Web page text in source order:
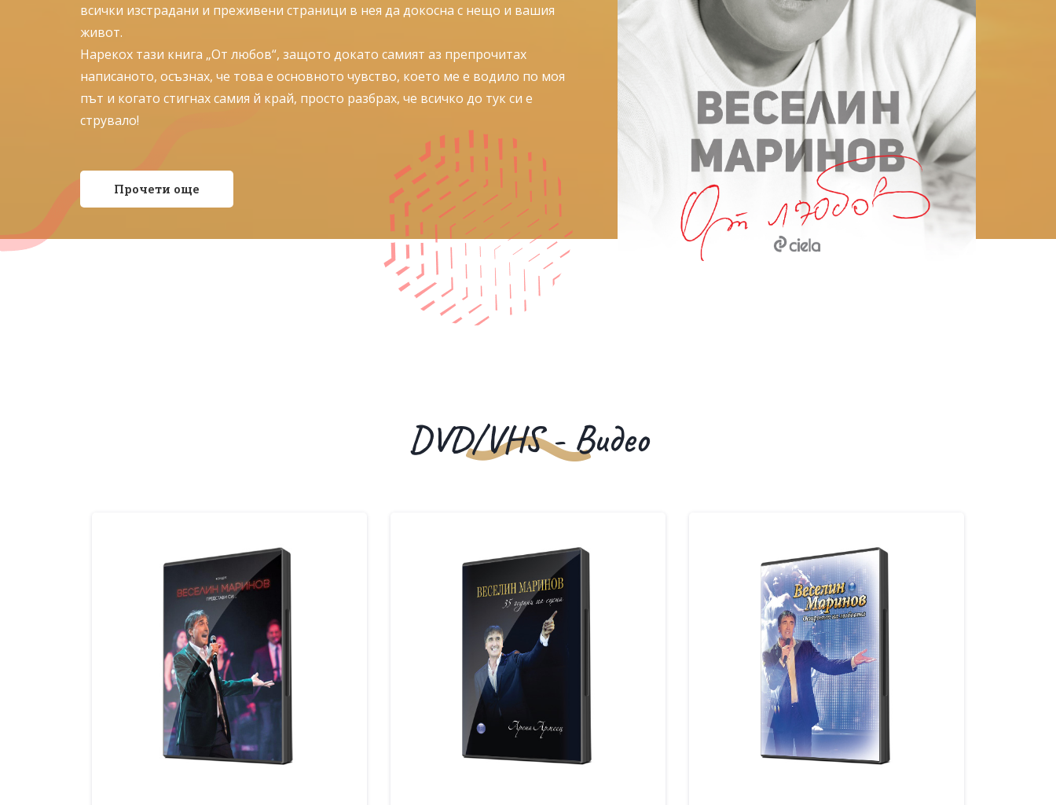
всички изстрадани и преживени страници в нея да докосна с нещо и вашия
живот.
Нарекох тази книга „От любов“, защото докато самият аз препрочитах
написаното, осъзнах, че това е основното чувство, което ме е водило по моя
път и когато стигнах самия й край, просто разбрах, че всичко до тук си е
струвало!
Прочети още
DVD/VHS - Видео